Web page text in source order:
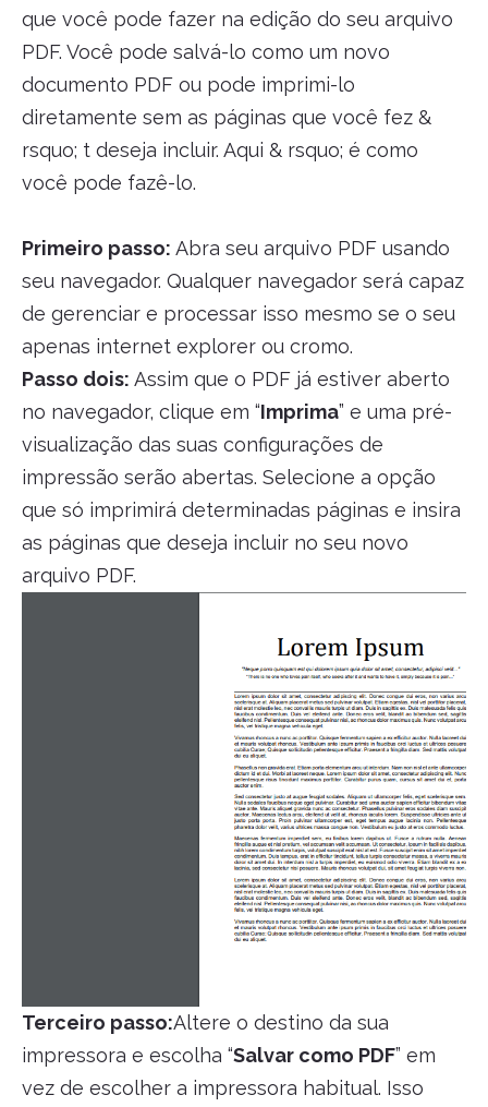
que você pode fazer na edição do seu arquivo
PDF. Você pode salvá-lo como um novo
documento PDF ou pode imprimi-lo
diretamente sem as páginas que você fez &
rsquo; t deseja incluir. Aqui & rsquo; é como
você pode fazê-lo.
Primeiro passo: Abra seu arquivo PDF usando
seu navegador. Qualquer navegador será capaz
de gerenciar e processar isso mesmo se o seu
apenas internet explorer ou cromo.
Passo dois: Assim que o PDF já estiver aberto
no navegador, clique em “Imprima” e uma pré-
visualização das suas configurações de
impressão serão abertas. Selecione a opção
que só imprimirá determinadas páginas e insira
as páginas que deseja incluir no seu novo
arquivo PDF.
Terceiro passo:Altere o destino da sua
impressora e escolha “Salvar como PDF” em
vez de escolher a impressora habitual. Isso